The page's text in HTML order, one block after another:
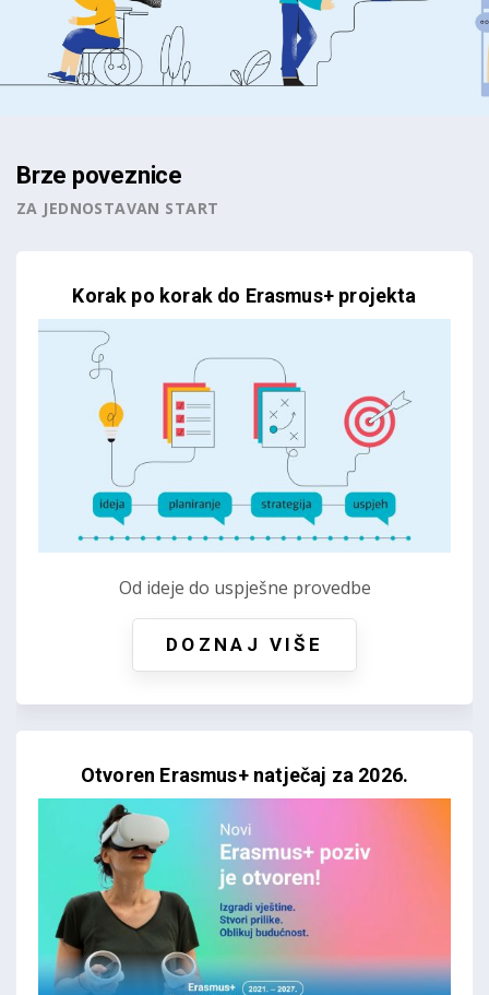
Brze poveznice
ZA JEDNOSTAVAN START
Korak po korak do Erasmus+ projekta
Od ideje do uspješne provedbe
DOZNAJ VIŠE
Otvoren Erasmus+ natječaj za 2026.